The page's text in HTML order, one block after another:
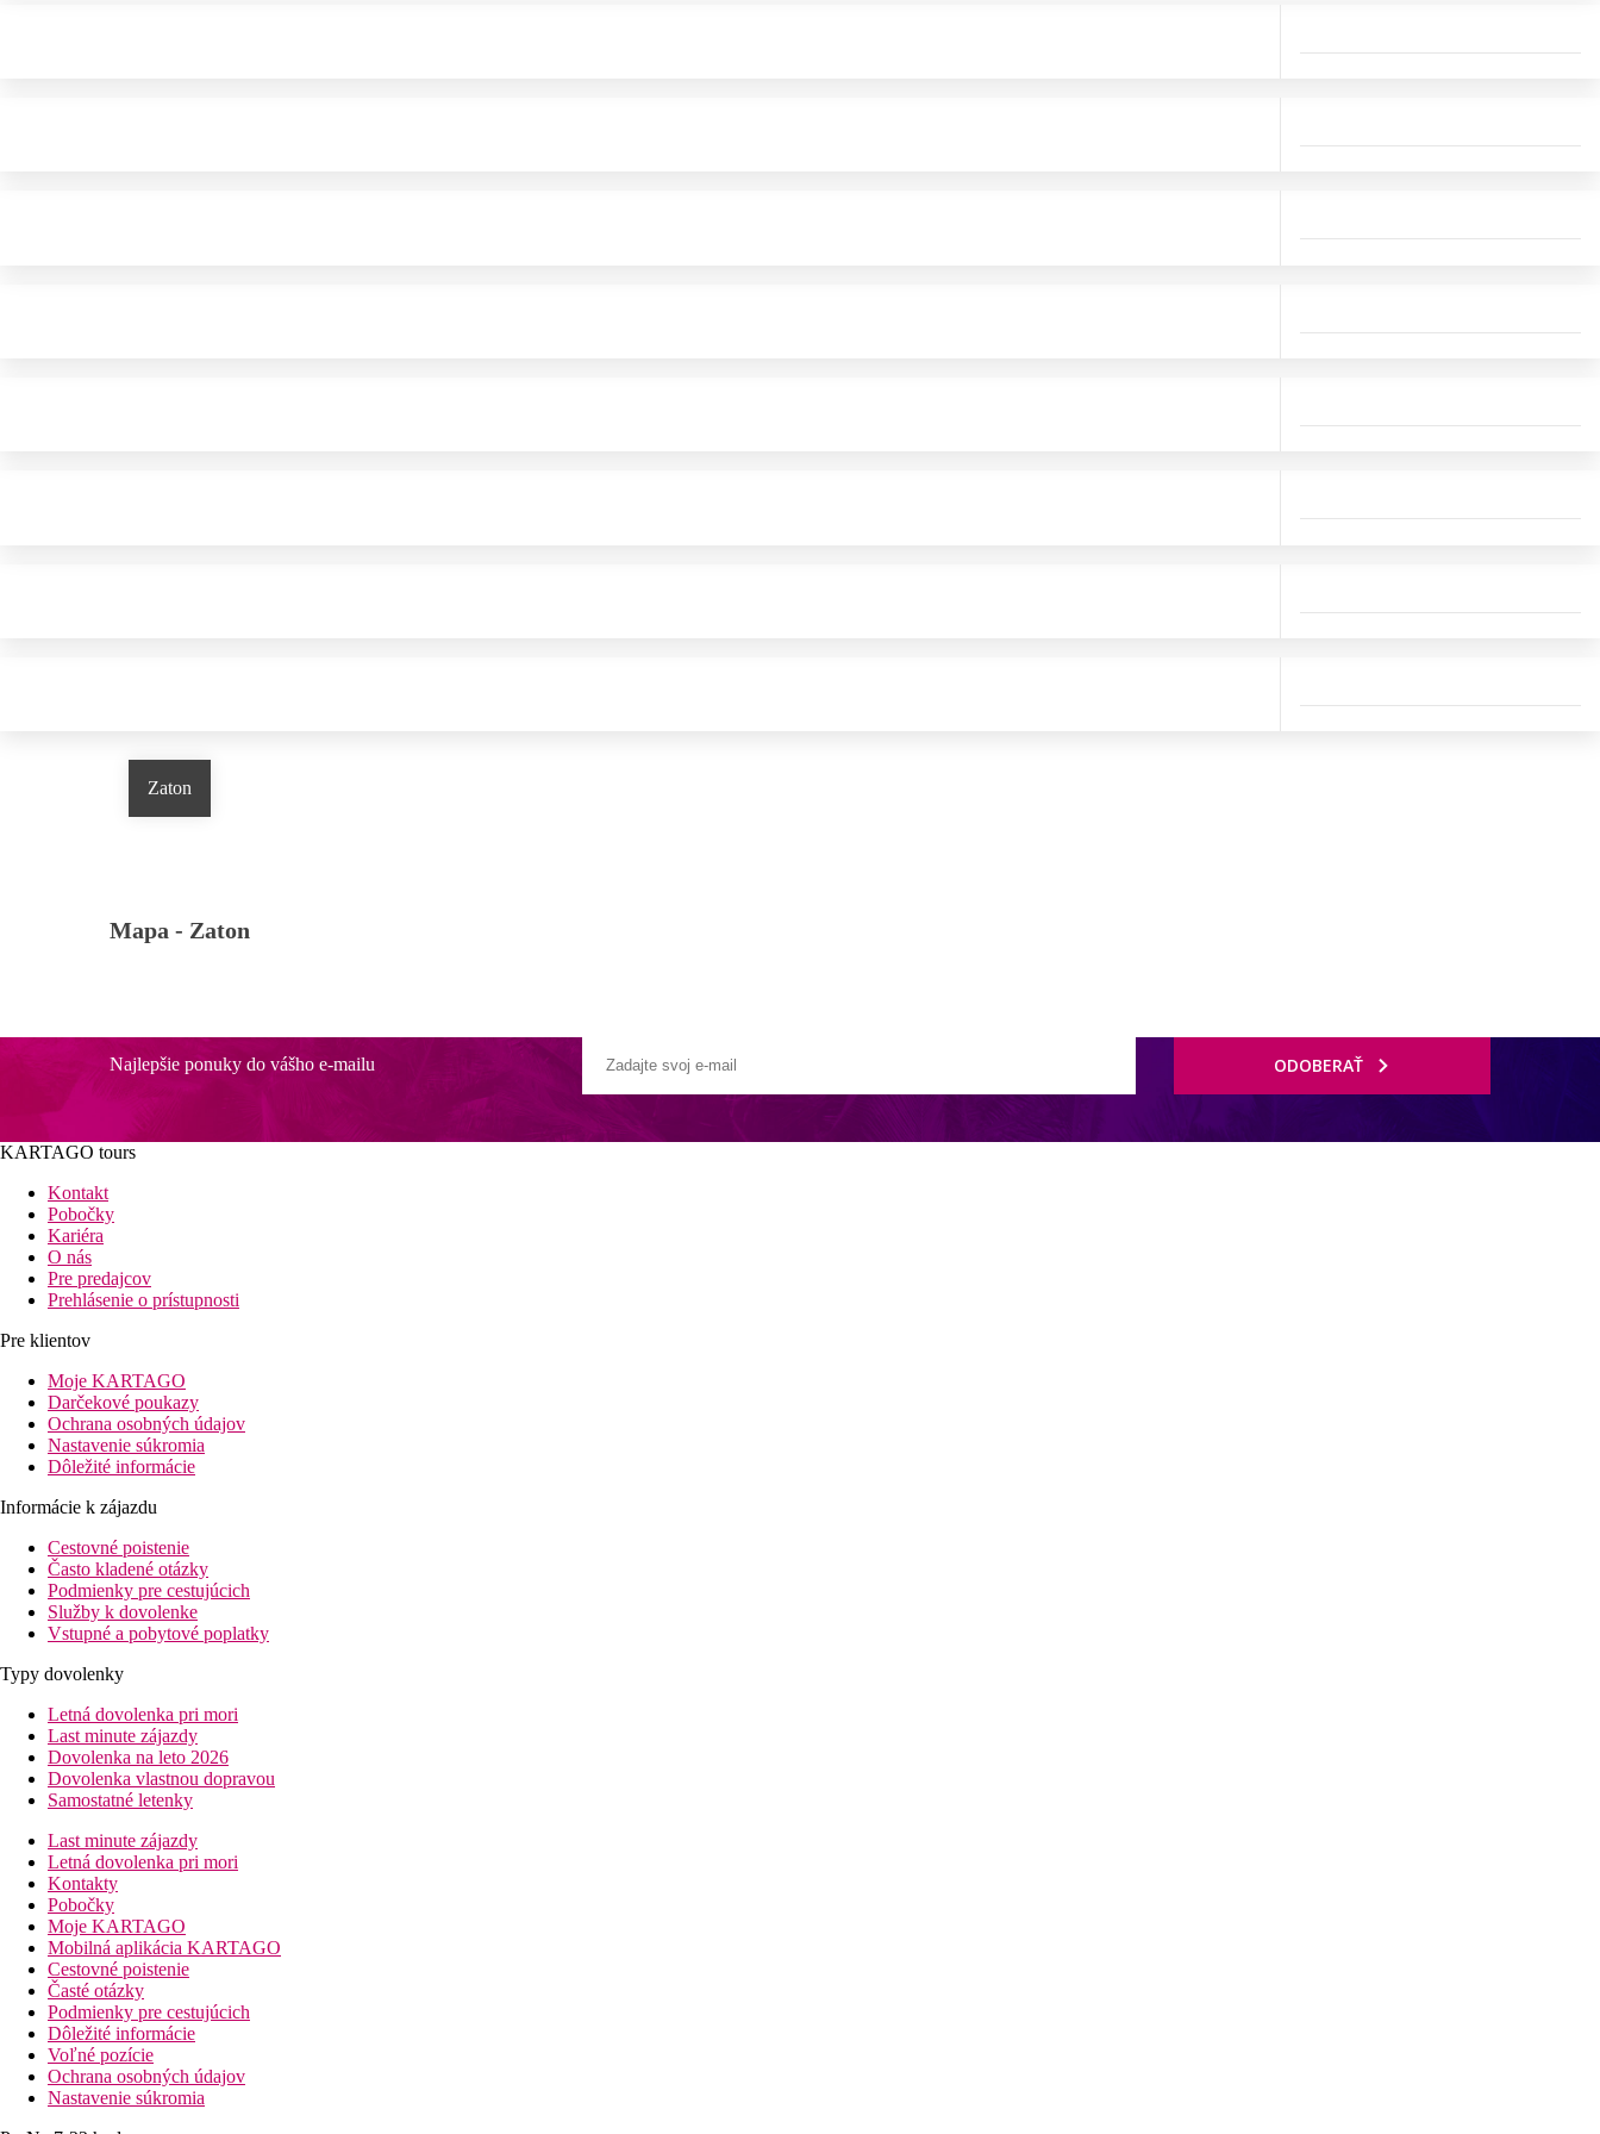
Zaton
Mapa - Zaton
Najlepšie ponuky do vášho e-mailu ODOBERAŤ
KARTAGO tours
Kontakt
Pobočky
Kariéra
O nás
Pre predajcov
Prehlásenie o prístupnosti
Pre klientov
Moje KARTAGO
Darčekové poukazy
Ochrana osobných údajov
Nastavenie súkromia
Dôležité informácie
Informácie k zájazdu
Cestovné poistenie
Často kladené otázky
Podmienky pre cestujúcich
Služby k dovolenke
Vstupné a pobytové poplatky
Typy dovolenky
Letná dovolenka pri mori
Last minute zájazdy
Dovolenka na leto 2026
Dovolenka vlastnou dopravou
Samostatné letenky
Last minute zájazdy
Letná dovolenka pri mori
Kontakty
Pobočky
Moje KARTAGO
Mobilná aplikácia KARTAGO
Cestovné poistenie
Časté otázky
Podmienky pre cestujúcich
Dôležité informácie
Voľné pozície
Ochrana osobných údajov
Nastavenie súkromia